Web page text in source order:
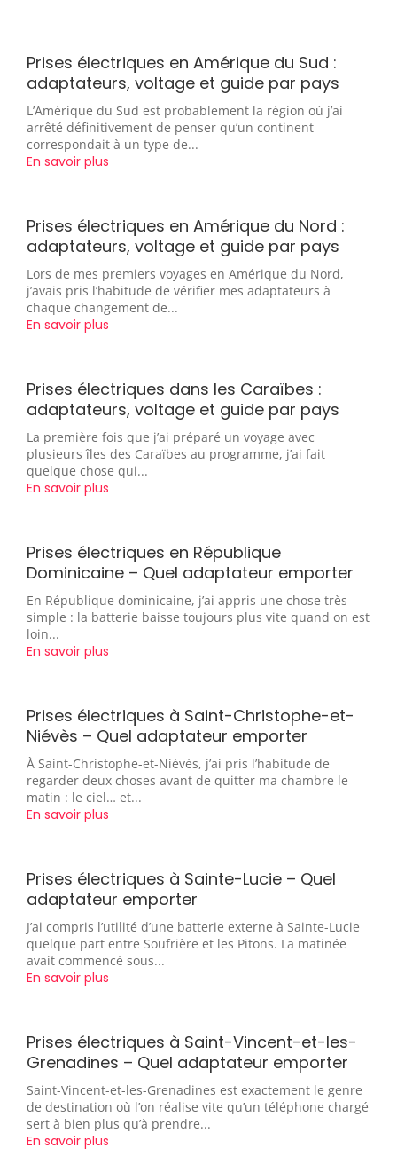
Prises électriques en Amérique du Sud :
adaptateurs, voltage et guide par pays
L’Amérique du Sud est probablement la région où j’ai
arrêté définitivement de penser qu’un continent
correspondait à un type de...
En savoir plus
Prises électriques en Amérique du Nord :
adaptateurs, voltage et guide par pays
Lors de mes premiers voyages en Amérique du Nord,
j’avais pris l’habitude de vérifier mes adaptateurs à
chaque changement de...
En savoir plus
Prises électriques dans les Caraïbes :
adaptateurs, voltage et guide par pays
La première fois que j’ai préparé un voyage avec
plusieurs îles des Caraïbes au programme, j’ai fait
quelque chose qui...
En savoir plus
Prises électriques en République
Dominicaine – Quel adaptateur emporter
En République dominicaine, j’ai appris une chose très
simple : la batterie baisse toujours plus vite quand on est
loin...
En savoir plus
Prises électriques à Saint-Christophe-et-
Niévès – Quel adaptateur emporter
À Saint-Christophe-et-Niévès, j’ai pris l’habitude de
regarder deux choses avant de quitter ma chambre le
matin : le ciel… et...
En savoir plus
Prises électriques à Sainte-Lucie – Quel
adaptateur emporter
J’ai compris l’utilité d’une batterie externe à Sainte-Lucie
quelque part entre Soufrière et les Pitons. La matinée
avait commencé sous...
En savoir plus
Prises électriques à Saint-Vincent-et-les-
Grenadines – Quel adaptateur emporter
Saint-Vincent-et-les-Grenadines est exactement le genre
de destination où l’on réalise vite qu’un téléphone chargé
sert à bien plus qu’à prendre...
En savoir plus